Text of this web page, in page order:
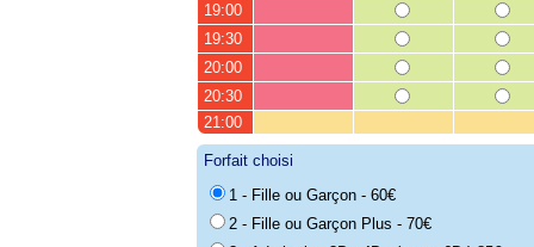
19:00
19:30
20:00
20:30
21:00
Forfait choisi
1 - Fille ou Garçon - 60€
2 - Fille ou Garçon Plus - 70€